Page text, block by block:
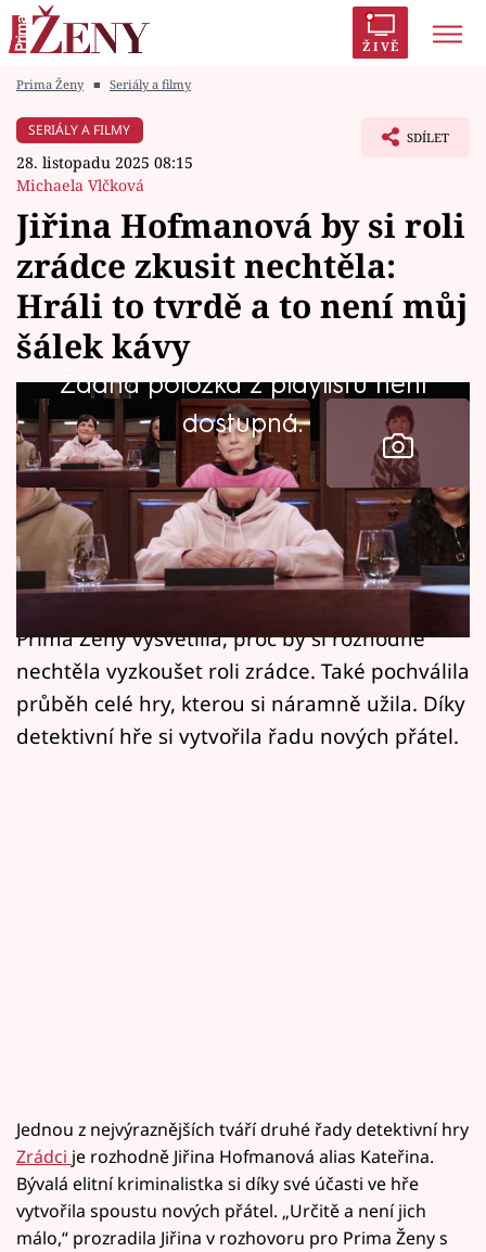
ŽIVĚ
Módní alarm
Témata
Celebrity
Vztahy
Seriály
Horoskopy
Sledujte prima+
Filmový festival Karlovy Vary
Pořady
Mámy sobě
Prima Ženy ■ Seriály a filmy
SERIÁLY A FILMY
28. listopadu 2025 08:15
Michaela Vlčková
SDÍLET
Jiřina Hofmanová by si roli
zrádce zkusit nechtěla:
Hráli to tvrdě a to není můj
šálek kávy
Žádná položka z playlistu není
dostupná.
Kriminalistka Jiřina Hofmanová, která ve
Zrádcích vystupuje jako Kateřina, se dostala
až do finále v roli věrné. V rozhovoru pro web
Prima Ženy vysvětlila, proč by si rozhodně
nechtěla vyzkoušet roli zrádce. Také pochválila
průběh celé hry, kterou si náramně užila. Díky
detektivní hře si vytvořila řadu nových přátel.
Jednou z nejvýraznějších tváří druhé řady detektivní hry
Zrádci je rozhodně Jiřina Hofmanová alias Kateřina.
Bývalá elitní kriminalistka si díky své účasti ve hře
vytvořila spoustu nových přátel. „Určitě a není jich
málo,“ prozradila Jiřina v rozhovoru pro Prima Ženy s